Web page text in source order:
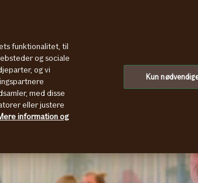
funktionalitet, til
og sociale
og vi
med disse
eller justere
information og
Kun